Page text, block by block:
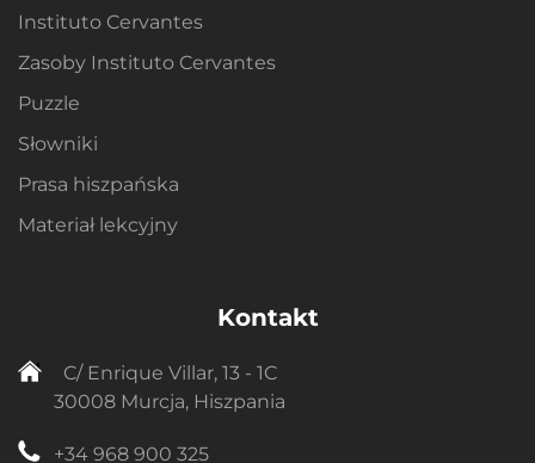
Instituto Cervantes
Zasoby Instituto Cervantes
Puzzle
Słowniki
Prasa hiszpańska
Materiał lekcyjny
Kontakt
C/ Enrique Villar, 13 - 1C
30008 Murcja, Hiszpania
+34 968 900 325